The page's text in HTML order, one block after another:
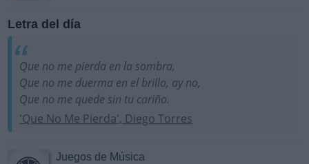
Letra del día
Que no me pierda en la sombra,
Que no me duerma en el brillo, ay no,
Que no me quede sin tu cariño.
'Que No Me Pierda', Diego Torres
Juegos de Música